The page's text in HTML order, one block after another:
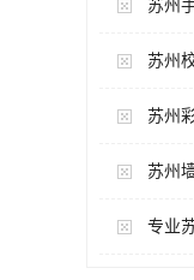
苏州
苏州
苏州
苏州
专业